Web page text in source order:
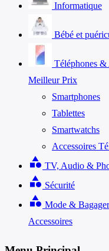
Informatique
Bébé et
Téléphones &
Meilleur Prix
Smartphones
Tablettes
Smartwatchs
Accessoires
category TV, Audio &
category Sécurité
category Mode &
Accessoires